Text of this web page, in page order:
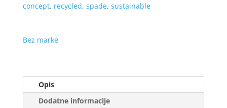
concept, recycled, spade, sustainable
Bez marke
Opis
Dodatne informacije